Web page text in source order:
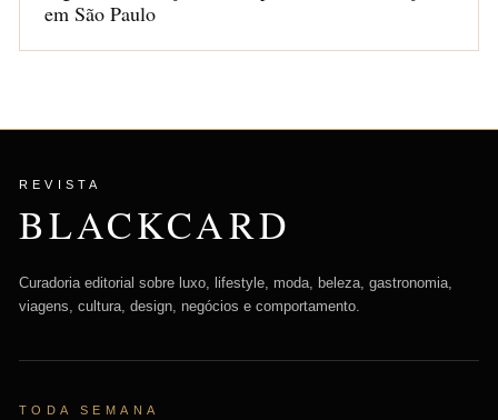
em São Paulo
REVISTA
BLACKCARD
Curadoria editorial sobre luxo, lifestyle, moda, beleza, gastronomia,
viagens, cultura, design, negócios e comportamento.
TODA SEMANA